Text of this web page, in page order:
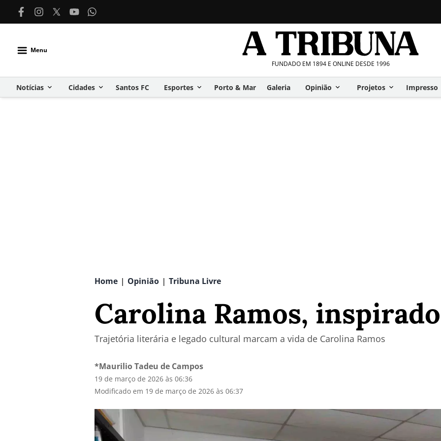
Menu
FUNDADO EM 1894 E ONLINE DESDE 1996
Notícias Cidades Santos FC Esportes Porto & Mar Galeria Opinião Projetos Impresso
Home | Opinião | Tribuna Livre
Carolina Ramos,
Trajetória literária e legado cultural marcam a vida de Carolina Ramos
*Maurilio Tadeu de Campos
19 de março de 2026 às 06:36
Modificado em 19 de março de 2026 às 06:37